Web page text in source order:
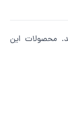
این